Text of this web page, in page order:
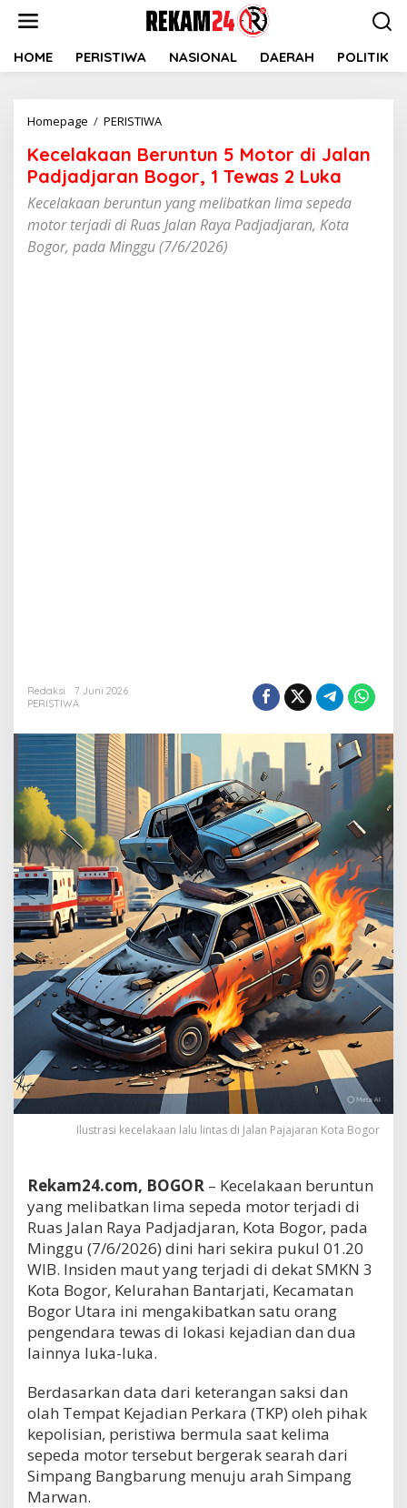
HOME PERISTIWA NASIONAL DAERAH POLITIK
Homepage / PERISTIWAKecelakaan
5
Motor
di
Jalan
Padjadjaran
Bogor,
1
Kecelakaan Beruntun 5 Motor di Jalan
Padjadjaran Bogor, 1 Tewas 2 Luka
Kecelakaan beruntun yang melibatkan lima sepeda
motor terjadi di Ruas Jalan Raya Padjadjaran, Kota
Bogor, pada Minggu (7/6/2026)
Redaksi
7 Juni 2026
PERISTIWA
Ilustrasi kecelakaan lalu lintas di Jalan Pajajaran Kota Bogor
Rekam24.com, BOGOR – Kecelakaan beruntun
yang melibatkan lima sepeda motor terjadi di
Ruas Jalan Raya Padjadjaran, Kota Bogor, pada
Minggu (7/6/2026) dini hari sekira pukul 01.20
WIB. Insiden maut yang terjadi di dekat SMKN 3
Kota Bogor, Kelurahan Bantarjati, Kecamatan
Bogor Utara ini mengakibatkan satu orang
pengendara tewas di lokasi kejadian dan dua
lainnya luka-luka.
Berdasarkan data dari keterangan saksi dan
olah Tempat Kejadian Perkara (TKP) oleh pihak
kepolisian, peristiwa bermula saat kelima
sepeda motor tersebut bergerak searah dari
Simpang Bangbarung menuju arah Simpang
Marwan.